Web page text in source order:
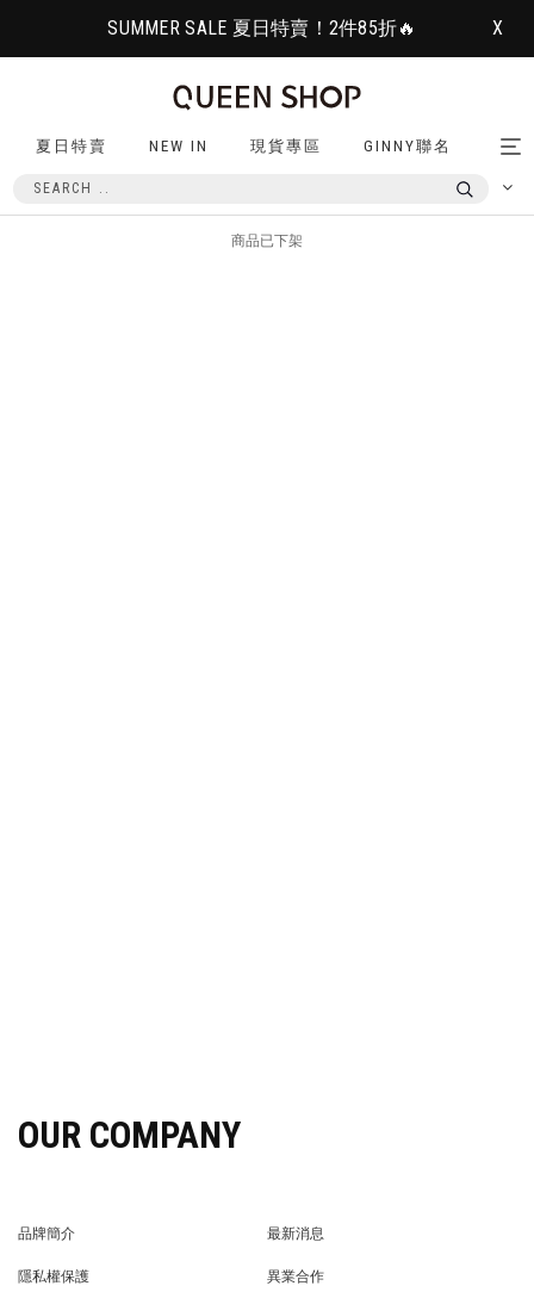
SUMMER SALE 夏日特賣！2件85折🔥 X
夏日特賣 NEW IN 現貨專區 GINNY聯名
商品已下架
OUR COMPANY
品牌簡介
最新消息
隱私權保護
異業合作